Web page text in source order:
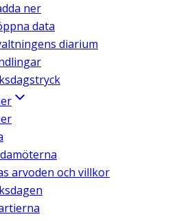
ner
data
diarium
arvoden och villkor